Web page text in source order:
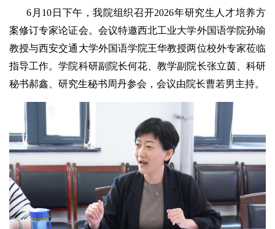
6月10日下午，我院组织召开2026年研究生人才培养方
案修订专家论证会。会议特邀西北工业大学外国语学院孙瑜
教授与西安交通大学外国语学院王华教授两位校外专家莅临
指导工作。学院科研副院长何花、教学副院长张立茵、科研
秘书郝鑫、研究生秘书周丹参会，会议由院长曹若男主持。